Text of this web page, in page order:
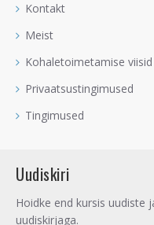
Kontakt
Meist
Kohaletoimetamise viisid
Privaatsustingimused
Tingimused
Uudiskiri
Hoidke end kursis uudiste
uudiskirjaga.